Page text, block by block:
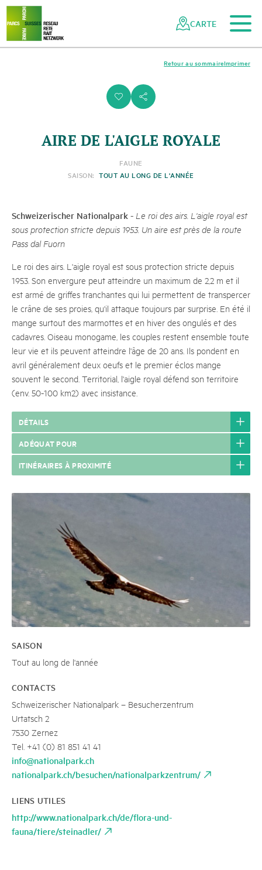
Naviguer
dans
réseau
Navigation
rapide
Vers le contenu principal
Vers la navigation mobile
Vers la recherche
Vers la zone des pieds
Vers le plan du site
CARTE
i s
Imprimer
Retour au sommaire
AIRE DE L'AIGLE ROYALE
FAUNE
SAISON: TOUT AU LONG DE L'ANNÉE
Schweizerischer Nationalpark - Le roi des airs. L'aigle royal est
sous protection stricte depuis 1953. Un aire est près de la route
Pass dal Fuorn
Le roi des airs. L'aigle royal est sous protection stricte depuis
1953. Son envergure peut atteindre un maximum de 2,2 m et il
est armé de griffes tranchantes qui lui permettent de transpercer
le crâne de ses proies, qu'il attaque toujours par surprise. En été il
mange surtout des marmottes et en hiver des ongulés et des
cadavres. Oiseau monogame, les couples restent ensemble toute
leur vie et ils peuvent atteindre l'âge de 20 ans. Ils pondent en
avril généralement deux oeufs et le premier éclos mange
souvent le second. Territorial, l'aigle royal défend son territoire
(env. 50-100 km2) avec insistance.
DÉTAILS
ADÉQUAT POUR
ITINÉRAIRES À PROXIMITÉ
SAISON
Tout au long de l'année
CONTACTS
Schweizerischer Nationalpark – Besucherzentrum
Urtatsch 2
7530 Zernez
Tel. +41 (0) 81 851 41 41
info@nationalpark.ch
nationalpark.ch/besuchen/nationalparkzentrum/
LIENS UTILES
http://www.nationalpark.ch/de/flora-und-
fauna/tiere/steinadler/